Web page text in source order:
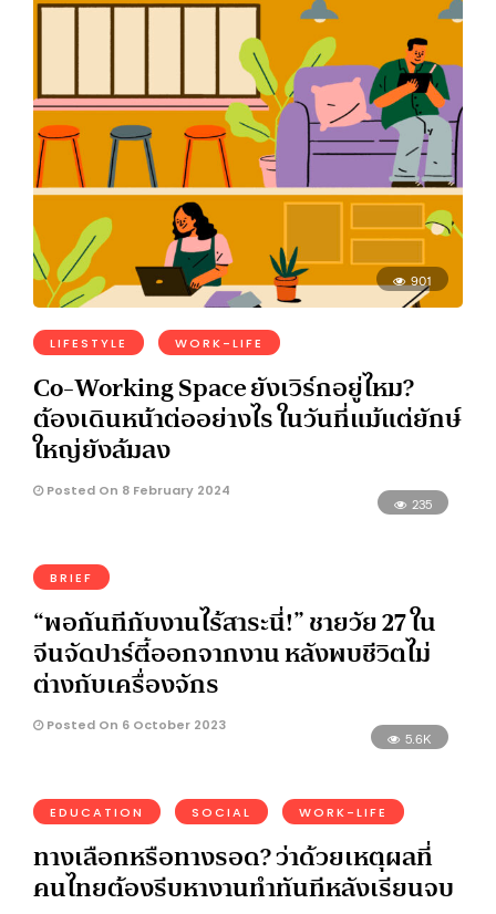
901
LIFESTYLE WORK-LIFE
Co-Working Space ยังเวิร์กอยู่ไหม?
ต้องเดินหน้าต่ออย่างไร ในวันที่แม้แต่ยักษ์
ใหญ่ยังล้มลง
Posted On 8 February 2024
235
BRIEF
“พอกันทีกับงานไร้สาระนี่!” ชายวัย 27 ใน
จีนจัดปาร์ตี้ออกจากงาน หลังพบชีวิตไม่
ต่างกับเครื่องจักร
Posted On 6 October 2023
5.6K
EDUCATION SOCIAL WORK-LIFE
ทางเลือกหรือทางรอด? ว่าด้วยเหตุผลที่
คนไทยต้องรีบหางานทำทันทีหลังเรียนจบ